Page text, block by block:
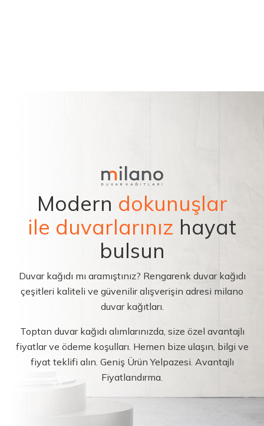
Modern dokunuşlar
ile duvarlarınız hayat
bulsun
Duvar kağıdı mı aramıştınız? Rengarenk duvar kağıdı
çeşitleri kaliteli ve güvenilir alışverişin adresi milano
duvar kağıtları.
Toptan duvar kağıdı alımlarınızda, size özel avantajlı
fiyatlar ve ödeme koşulları. Hemen bize ulaşın, bilgi ve
fiyat teklifi alın. Geniş Ürün Yelpazesi. Avantajlı
Fiyatlandırma.